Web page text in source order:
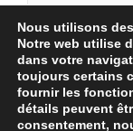
web
Enregistrer
dans le
Nous utilisons
Notre web utilise
dans votre
toujours certains
fournir les
détails peuvent
consentement,